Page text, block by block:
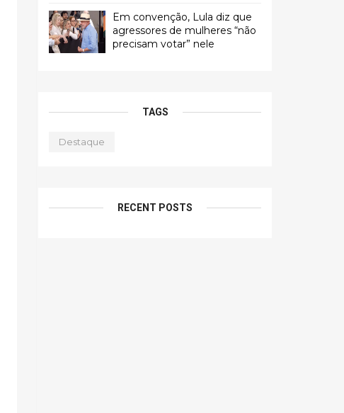
Em convenção, Lula diz que
agressores de mulheres “não
precisam votar” nele
TAGS
Destaque
RECENT POSTS